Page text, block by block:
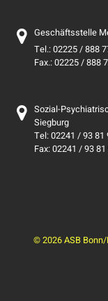
Geschäftsstelle
Tel.: 02225 / 888
Fax.: 02225 / 888
Sozial-
Siegburg
Tel: 02241 / 93 81
Fax: 02241 / 93
© 2026 ASB